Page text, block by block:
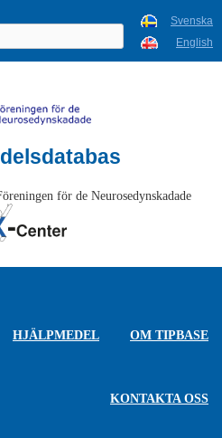
Svenska
English
för de Neurosedynskadade
HJÄLPMEDEL OM TIPBASE
KONTAKTA OSS